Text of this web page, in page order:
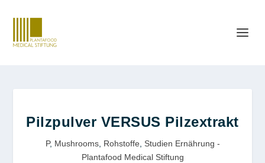
Pilzpulver VERSUS Pilzextrakt
P, Mushrooms, Rohstoffe
Studien Ernährung -
Plantafood Medical Stiftung